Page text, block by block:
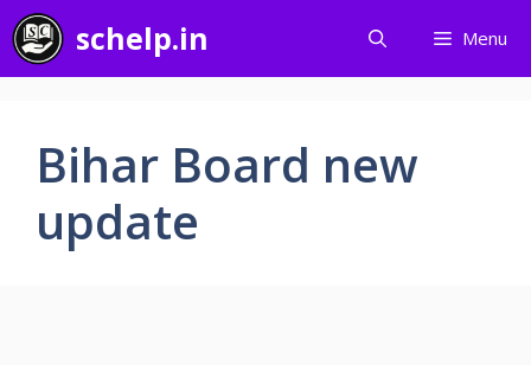
Skip
to
content
schelp.in Menu
Bihar Board new
update